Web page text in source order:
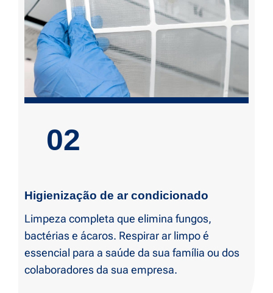
02
Higienização de ar condicionado
Limpeza completa que elimina fungos,
bactérias e ácaros. Respirar ar limpo é
essencial para a saúde da sua família ou dos
colaboradores da sua empresa.